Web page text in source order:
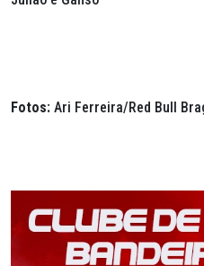
Fotos: Ari Ferreira/Red Bull